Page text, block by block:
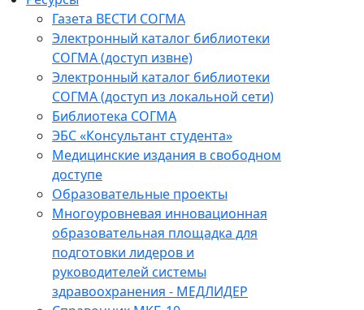
Газета ВЕСТИ СОГМА
Электронный каталог библиотеки
СОГМА (доступ извне)
Электронный каталог библиотеки
СОГМА (доступ из локальной сети)
Библиотека СОГМА
ЭБС «Консультант студента»
Медицинские издания в свободном
доступе
Образовательные проекты
Многоуровневая инновационная
образовательная площадка для
подготовки лидеров и
руководителей системы
здравоохранения - МЕДЛИДЕР